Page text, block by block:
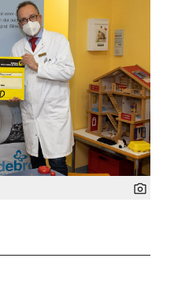
photo_camera